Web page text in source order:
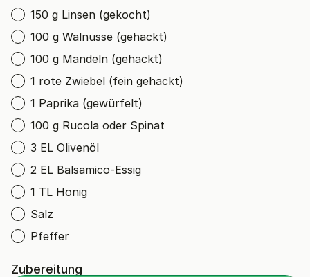
150 g Linsen (gekocht)
100 g Walnüsse (gehackt)
100 g Mandeln (gehackt)
1 rote Zwiebel (fein gehackt)
1 Paprika (gewürfelt)
100 g Rucola oder Spinat
3 EL Olivenöl
2 EL Balsamico-Essig
1 TL Honig
Salz
Pfeffer
Zubereitung